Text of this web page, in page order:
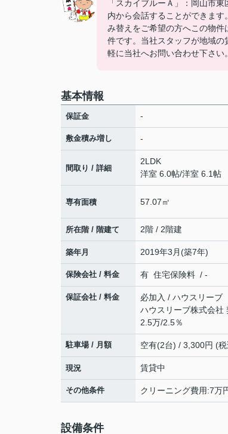
「スカイブルーＡ」：岡山市
内から会話することができま
み替えをご希望の方へこの物
件です。当社スタッフが地域
軽に当社へお問い合わせ下さい。
基本情報
保証金 -
敷金積み増し -
間取り / 詳細
2LDK
洋室 6.0帖/洋室 6.1帖
専有面積 57.07㎡
所在階 / 階建て 2階 / 2階建
築年月 2019年3月(築7年)
保険会社 / 料金 有 住宅保険料 / -
保証会社 / 料金
必加入 / ハウスリーブ
ハウスリーブ株式会
2.5万/2.5％
駐車場 / 月額 空有(2台) / 3,300円 (税
現況 賃貸中
その他条件 クリーニング費用:7万
設備条件